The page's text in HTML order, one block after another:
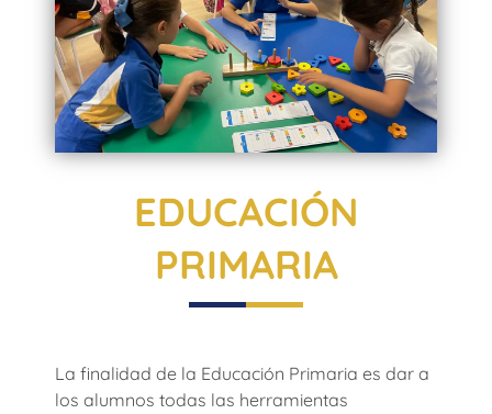
EDUCACIÓN
PRIMARIA
La finalidad de la Educación Primaria es dar a
los alumnos todas las herramientas